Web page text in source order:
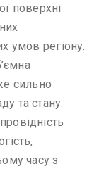
поверхні
умов регіону.
сильно
та стану.
часу з